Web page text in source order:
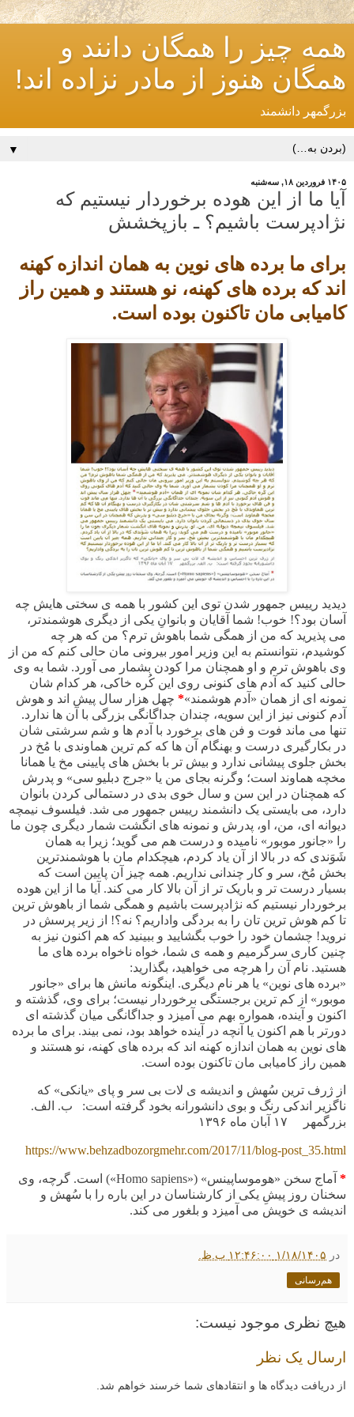
همه چیز را همگان دانند و
همگان هنوز از مادر نزاده اند!
بزرگمهر دانشمند
▼
۱۴۰۵ فروردین ۱۸, سه‌شنبه
آیا ما از این هوده برخوردار نیستیم که
نژادپرست باشیم؟ ـ بازپخشش
برای ما برده های نوین به همان اندازه کهنه
اند که برده های کهنه، نو هستند و همین راز
کامیابی مان تاکنون بوده است.
دیدید رییس جمهور شدن توی این کشور با همه ی سختی هایش چه
آسان بود؟! خوب! شما آقایان و بانوانِ یکی از دیگری هوشمندتر،
می پذیرید که من از همگی شما باهوش ترم؟ من که هر چه
کوشیدم، نتوانستم به این وزیر امور بیرونی مان حالی کنم که من از
وی باهوش ترم و او همچنان مرا کودن بشمار می آورد. شما به وی
حالی کنید که آدم های کنونی روی این کُره خاکی، هر کدام شان
نمونه ای از همان «آدم هوشمند»* چهل هزار سال پیش اند و هوش
آدم کنونی نیز از این سویه، چندان جداگانگی بزرگی با آن ها ندارد.
تنها می ماند فوت و فن های برخورد با آدم ها و شم سرشتی شان
در بکارگیری درست و بهنگام آن ها که کم ترین هماوندی با مُخ در
بخش جلوی پیشانی ندارد و بیش تر با بخش های پایینی مخ یا همانا
مخچه هماوند است؛ وگرنه بجای من یا «جرج دبلیو سی» و پدرش
که همچنان در این سن و سال خوی بدی در دستمالی کردن بانوان
دارد، می بایستی یک دانشمند رییس جمهور می شد. فیلسوف نیمچه
دیوانه ای، من، او، پدرش و نمونه های انگشت شمار دیگری چون ما
را «جانور موبور» نامیده و درست هم می گوید؛ زیرا به همان
شَوَندی که در بالا از آن یاد کردم، هیچکدام مان با هوشمندترین
بخش مُخ، سر و کار چندانی نداریم. همه چیز آن پایین است که
بسیار درست تر و باریک تر از آن بالا کار می کند. آیا ما از این هوده
برخوردار نیستیم که نژادپرست باشیم و همگی شما از باهوش ترین
تا کم هوش ترین تان را به بردگی واداریم؟ نه؟! از زیر پرسش در
نروید! چشمان خود را خوب بگشایید و ببینید که هم اکنون نیز به
چنین کاری سرگرمیم و همه ی شما، خواه ناخواه برده های ما
هستید. نام آن را هرچه می خواهید، بگذارید:
«برده های نوین» یا هر نام دیگری. اینگونه مانش ها برای «جانور
موبور» از کم ترین برجستگی برخوردار نیست؛ برای وی، گذشته و
اکنون و آینده، همواره بهم می آمیزد و جداگانگی میان گذشته ای
دورتر با هم اکنون یا آنچه در آینده خواهد بود، نمی بیند. برای ما برده
های نوین به همان اندازه کهنه اند که برده های کهنه، نو هستند و
همین راز کامیابی مان تاکنون بوده است.
از ژرف ترین سُهش و اندیشه ی لات بی سر و پای «یانکی» که
ناگزیر اندکی رنگ و بوی دانشورانه بخود گرفته است: ب. الف.
بزرگمهر ۱۷ آبان ماه ۱۳۹۶
https://www.behzadbozorgmehr.com/2017/11/blog-post_35.html
* آماج سخن «هوموساپینس» («Homo sapiens») است. گرچه، وی
سخنان روز پیشِ یکی از کارشناسان در این باره را با سُهش و
اندیشه ی خویش می آمیزد و بلغور می کند.
در ۱/۱۸/۱۴۰۵ ۱۲:۴۶:۰۰ ب.ظ.
هم‌رسانی
هیچ نظری موجود نیست:
ارسال یک نظر
از دریافت دیدگاه ها و انتقادهای شما خرسند خواهم شد.